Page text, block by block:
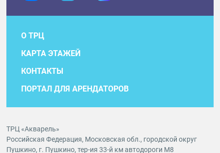
О ТРЦ
КАРТА ЭТАЖЕЙ
КОНТАКТЫ
ПОРТАЛ ДЛЯ АРЕНДАТОРОВ
ТРЦ «Акварель»
Российская Федерация, Московская обл., городской округ
Пушкино, г. Пушкино, тер-ия 33-й км автодороги М8